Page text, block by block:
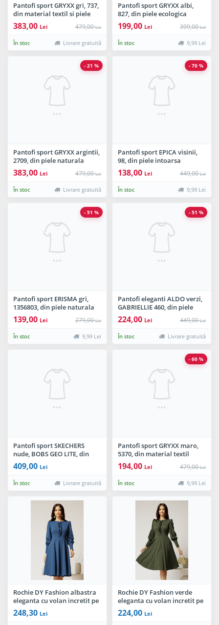
Pantofi sport GRYXX gri, 737,
din material textil si piele
naturala
383,00 Lei 479,00Lei
În stoc Livrare gratuită
Pantofi sport GRYXX albi,
827, din piele ecologica
199,00 Lei 399,00Lei
În stoc 9,99 Lei
Pantofi sport GRYXX argintii,
2709, din piele naturala
383,00 Lei 479,00Lei
În stoc Livrare gratuită
- 21 %
Pantofi sport EPICA visinii,
98, din piele intoarsa
138,00 Lei 449,00Lei
În stoc 9,99 Lei
- 70 %
Pantofi sport ERISMA gri,
1356803, din piele naturala
139,00 Lei 279,00Lei
În stoc 9,99 Lei
- 51 %
Pantofi eleganti ALDO verzi,
GABRIELLIE 460, din piele
ecologica
224,00 Lei 449,00Lei
În stoc Livrare gratuită
- 51 %
Pantofi sport SKECHERS
nude, BOBS GEO LITE, din
material textil
409,00 Lei
În stoc Livrare gratuită
Pantofi sport GRYXX maro,
5370, din material textil
194,00 Lei 479,00Lei
În stoc 9,99 Lei
- 60 %
Rochie DY Fashion albastra
eleganta cu volan incretit pe
bust si nasturi bijuterie
248,30 Lei
Rochie DY Fashion verde
eleganta cu volan incretit pe
bust si nasturi bijuterie
224,00 Lei